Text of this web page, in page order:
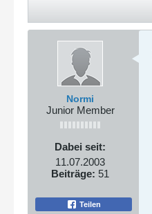
Normi
Junior Member
Dabei seit:
11.07.2003
Beiträge: 51
Teilen